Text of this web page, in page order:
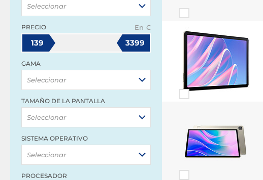
Seleccionar
PRECIO En €
139 3399
GAMA
Seleccionar
TAMAÑO DE LA PANTALLA
Seleccionar
SISTEMA OPERATIVO
Seleccionar
PROCESADOR